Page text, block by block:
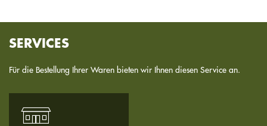
SERVICES
Für die Bestellung Ihrer Waren bieten wir Ihnen diesen Service an.